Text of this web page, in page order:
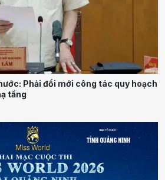
Phải đổi mới công tác quy hoạch
tầng